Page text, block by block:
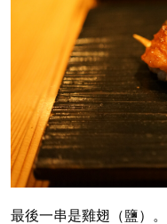
最後一串是雞翅（鹽）